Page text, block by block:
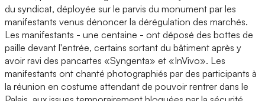
du syndicat, déployée sur le parvis du monument par les
manifestants venus dénoncer la dérégulation des marchés.
Les manifestants - une centaine - ont déposé des bottes de
paille devant l'entrée, certains sortant du bâtiment après y
avoir ravi des pancartes «Syngenta» et «InVivo». Les
manifestants ont chanté photographiés par des participants à
la réunion en costume attendant de pouvoir rentrer dans le